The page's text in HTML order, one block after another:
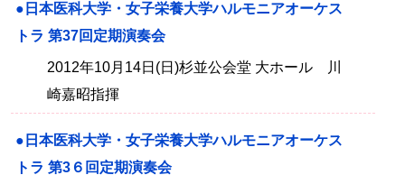
●日本医科大学・女子栄養大学ハルモニアオーケス
トラ 第37回定期演奏会
2012年10月14日(日)杉並公会堂 大ホール 川
崎嘉昭指揮
●日本医科大学・女子栄養大学ハルモニアオーケス
トラ 第3６回定期演奏会